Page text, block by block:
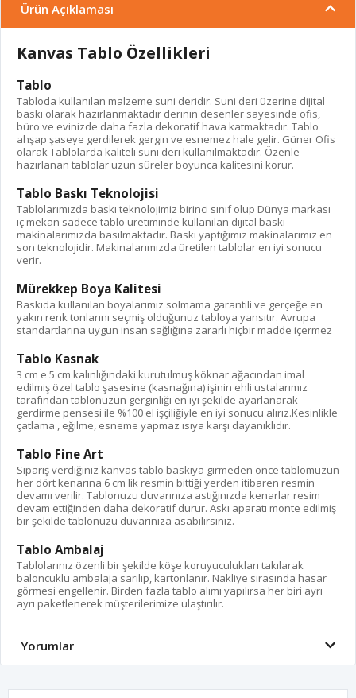
Ürün Açıklaması
Kanvas Tablo Özellikleri
Tablo
Tabloda kullanılan malzeme suni deridir. Suni deri üzerine dijital
baskı olarak hazırlanmaktadır derinin desenler sayesinde ofis,
büro ve evinizde daha fazla dekoratif hava katmaktadır. Tablo
ahşap şaseye gerdilerek gergin ve esnemez hale gelir. Güner Ofis
olarak Tablolarda kaliteli suni deri kullanılmaktadır. Özenle
hazırlanan tablolar uzun süreler boyunca kalitesini korur.
Tablo Baskı Teknolojisi
Tablolarımızda baskı teknolojimiz birinci sınıf olup Dünya markası
iç mekan sadece tablo üretiminde kullanılan dijital baskı
makinalarımızda basılmaktadır. Baskı yaptığımız makinalarımız en
son teknolojidir. Makinalarımızda üretilen tablolar en iyi sonucu
verir.
Mürekkep Boya Kalitesi
Baskıda kullanılan boyalarımız solmama garantili ve gerçeğe en
yakın renk tonlarını seçmiş olduğunuz tabloya yansıtır. Avrupa
standartlarına uygun insan sağlığına zararlı hiçbir madde içermez
Tablo Kasnak
3 cm e 5 cm kalınlığındaki kurutulmuş köknar ağacından imal
edilmiş özel tablo şasesine (kasnağına) işinin ehli ustalarımız
tarafından tablonuzun gerginliği en iyi şekilde ayarlanarak
gerdirme pensesi ile %100 el işçiliğiyle en iyi sonucu alırız.Kesinlikle
çatlama , eğilme, esneme yapmaz ısıya karşı dayanıklıdır.
Tablo Fine Art
Sipariş verdiğiniz kanvas tablo baskıya girmeden önce tablomuzun
her dört kenarına 6 cm lik resmin bittiği yerden itibaren resmin
devamı verilir. Tablonuzu duvarınıza astığınızda kenarlar resim
devam ettiğinden daha dekoratif durur. Askı aparatı monte edilmiş
bir şekilde tablonuzu duvarınıza asabilirsiniz.
Tablo Ambalaj
Tablolarınız özenli bir şekilde köşe koruyuculukları takılarak
baloncuklu ambalaja sarılıp, kartonlanır. Nakliye sırasında hasar
görmesi engellenir. Birden fazla tablo alımı yapılırsa her biri ayrı
ayrı paketlenerek müşterilerimize ulaştırılır.
Yorumlar